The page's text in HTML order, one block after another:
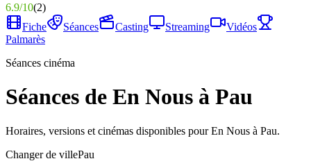
6.9/10(2)
Fiche
Séances Casting Streaming
Vidéos
Palmarès
Séances cinéma
Séances de En Nous à Pau
Horaires, versions et cinémas disponibles pour En Nous à Pau.
Changer de villePau